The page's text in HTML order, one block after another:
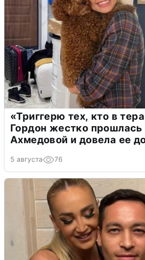
«Триггерю тех, кто в
Гордон жестко прошлась
Ахмедовой и довела ее
5 августа 76